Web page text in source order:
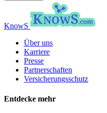
KnowS
Über uns
Karriere
Presse
Partnerschaften
Versicherungsschutz
Entdecke mehr